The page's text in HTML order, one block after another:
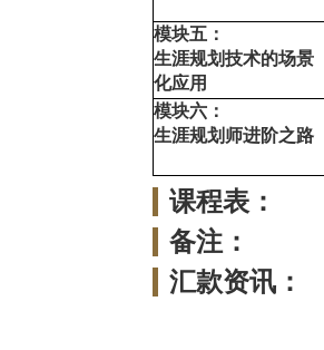
模块五：
生涯规划技术的场景
化应用
模块六：
生涯规划师进阶之路
课程表：
备注：
汇款资讯：